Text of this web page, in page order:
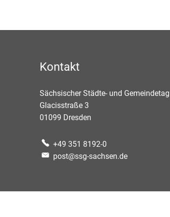
Kontakt
Sächsischer Städte- und Gemeindetag
Glacisstraße 3
01099 Dresden
+49 351 8192-0
post@ssg-sachsen.de